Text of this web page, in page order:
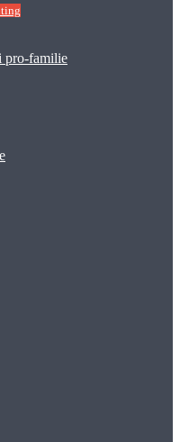
pro-familie